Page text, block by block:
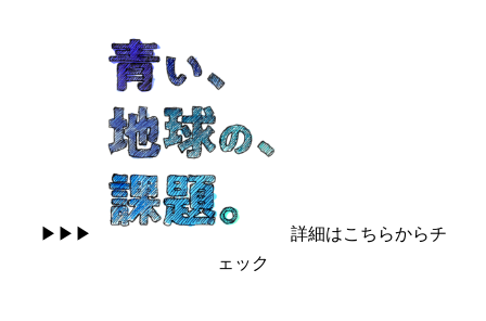
▶▶▶
詳細はこちらからチ
ェック